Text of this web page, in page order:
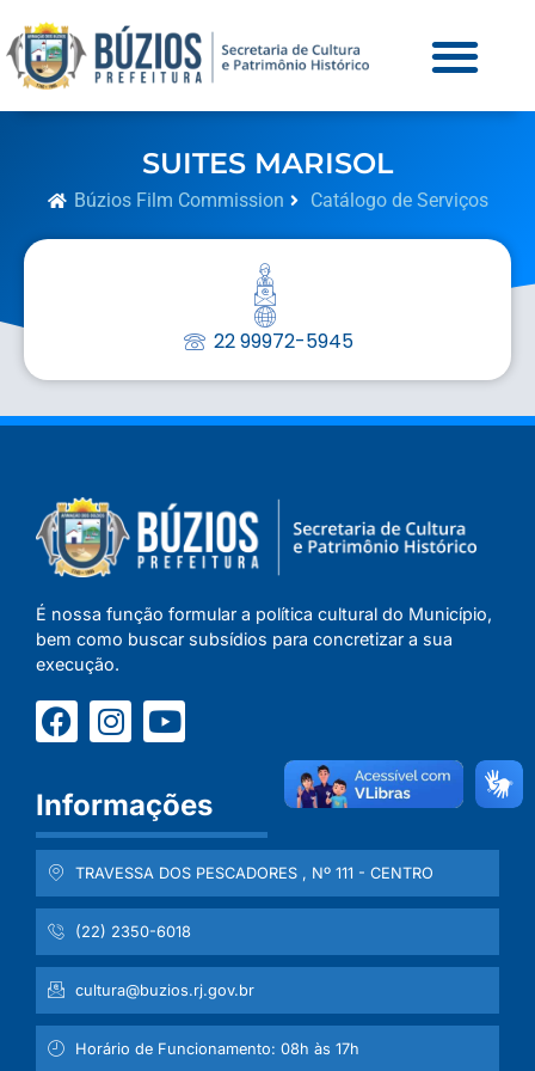
SUITES MARISOL
Búzios Film Commission Catálogo de Serviços
22 99972-5945
É nossa função formular a política cultural do Município,
bem como buscar subsídios para concretizar a sua
execução.
Informações
TRAVESSA DOS PESCADORES , Nº 111 - CENTRO
(22) 2350-6018
cultura@buzios.rj.gov.br
Horário de Funcionamento: 08h às 17h